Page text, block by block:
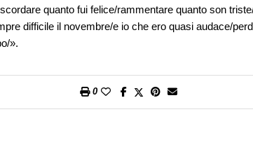
quanto fui felice/rammentare quanto son
difficile il novembre/e io che ero quasi audace/
».
0